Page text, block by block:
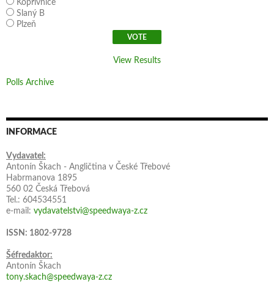
Kopřivnice
Slaný B
Plzeň
View Results
Polls Archive
INFORMACE
Vydavatel:
Antonín Škach - Angličtina v České Třebové
Habrmanova 1895
560 02 Česká Třebová
Tel.: 604534551
e-mail: vydavatelstvi@speedwaya-z.cz
ISSN: 1802-9728
Šéfredaktor:
Antonín Škach
tony.skach@speedwaya-z.cz